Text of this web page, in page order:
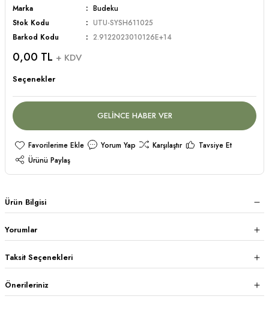
Marka
Budeku
Stok Kodu
UTU-SYSH611025
Barkod Kodu
2.9122023010126E+14
0,00 TL + KDV
Seçenekler
GELİNCE HABER VER
Yorum Yap Karşılaştır
Tavsiye Et
Ürünü Paylaş
Ürün Bilgisi
Yorumlar
Taksit Seçenekleri
Önerileriniz